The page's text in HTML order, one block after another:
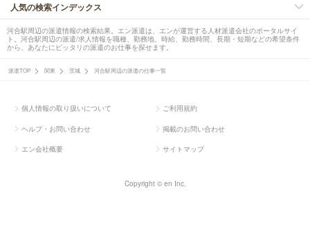
人気の検索インデックス
河合駅周辺の派遣情報の検索結果。エン派遣は、エンが運営する人材派遣会社のポータルサイ
ト。河合駅周辺の派遣/求人情報を職種、勤務地、時給、勤務時間、長期・短期などの希望条件
から、あなたにピッタリの派遣のお仕事を探せます。
派遣TOP 関東 茨城 河合駅周辺の派遣の仕事一覧
個人情報の取り扱いについて ご利用規約
ヘルプ・お問い合わせ 掲載のお問い合わせ
エン会社概要 サイトマップ
Copyright © en Inc.